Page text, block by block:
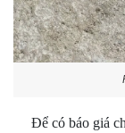
Để có báo giá